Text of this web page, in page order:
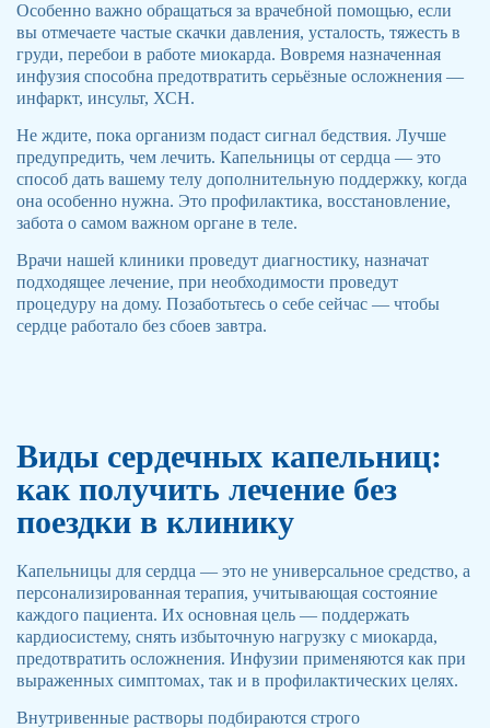
Особенно важно обращаться за врачебной помощью, если
вы отмечаете частые скачки давления, усталость, тяжесть в
груди, перебои в работе миокарда. Вовремя назначенная
инфузия способна предотвратить серьёзные осложнения —
инфаркт, инсульт, ХСН.
Не ждите, пока организм подаст сигнал бедствия. Лучше
предупредить, чем лечить. Капельницы от сердца — это
способ дать вашему телу дополнительную поддержку, когда
она особенно нужна. Это профилактика, восстановление,
забота о самом важном органе в теле.
Врачи нашей клиники проведут диагностику, назначат
подходящее лечение, при необходимости проведут
процедуру на дому. Позаботьтесь о себе сейчас — чтобы
сердце работало без сбоев завтра.
Виды сердечных капельниц:
как получить лечение без
поездки в клинику
Капельницы для сердца — это не универсальное средство, а
персонализированная терапия, учитывающая состояние
каждого пациента. Их основная цель — поддержать
кардиосистему, снять избыточную нагрузку с миокарда,
предотвратить осложнения. Инфузии применяются как при
выраженных симптомах, так и в профилактических целях.
Внутривенные растворы подбираются строго